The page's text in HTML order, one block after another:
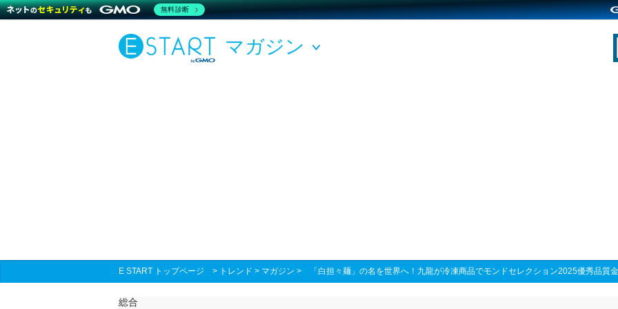
マガジン
E START トップページ > トレンド > マガジン > 「白担々麺」の名を世界へ！九龍が冷凍商品でモンドセレクション2025優秀品質
総合
無料診断